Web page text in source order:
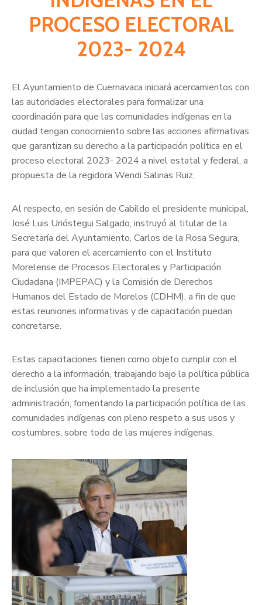
PROCESO ELECTORAL
2023- 2024
El Ayuntamiento de Cuernavaca iniciará acercamientos con
las autoridades electorales para formalizar una
coordinación para que las comunidades indígenas en la
ciudad tengan conocimiento sobre las acciones afirmativas
que garantizan su derecho a la participación política en el
proceso electoral 2023- 2024 a nivel estatal y federal, a
propuesta de la regidora Wendi Salinas Ruiz,
Al respecto, en sesión de Cabildo el presidente municipal,
José Luis Urióstegui Salgado, instruyó al titular de la
Secretaría del Ayuntamiento, Carlos de la Rosa Segura,
para que valoren el acercamiento con el Instituto
Morelense de Procesos Electorales y Participación
Ciudadana (IMPEPAC) y la Comisión de Derechos
Humanos del Estado de Morelos (CDHM), a fin de que
estas reuniones informativas y de capacitación puedan
concretarse.
Estas capacitaciones tienen como objeto cumplir con el
derecho a la información, trabajando bajo la política pública
de inclusión que ha implementado la presente
administración, fomentando la participación política de las
comunidades indígenas con pleno respeto a sus usos y
costumbres, sobre todo de las mujeres indígenas.